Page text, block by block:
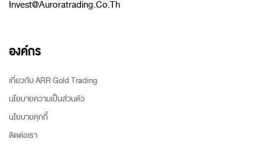
Invest@auroratrading.co.th
องค์กร
เกี่ยวกับ ARR Gold Trading
นโยบายความเป็นส่วนตัว
นโยบายคุกกี้
ติดต่อเรา